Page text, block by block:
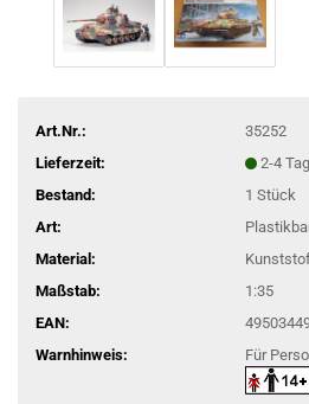
Art.Nr.:
35252
Lieferzeit:
2-4
Bestand: 1 Stück
Art:
Material:
Maßstab:
1:35
EAN:
Warnhinweis:
Für